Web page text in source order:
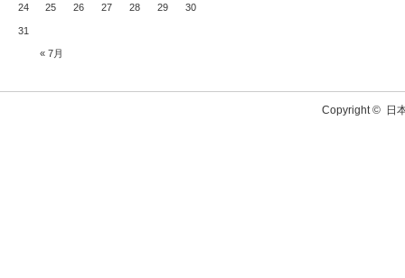
« 7月
24 25 26 27 28 29 30
31
Copyright © 日